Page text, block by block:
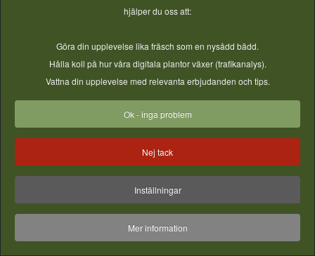
hjälper du oss att:
Göra din upplevelse lika fräsch som en nysådd bädd.
Hålla koll på hur våra digitala plantor växer (trafikanalys).
Vattna din upplevelse med relevanta erbjudanden och tips.
Ok - inga problem
Nej tack
Inställningar
Mer information